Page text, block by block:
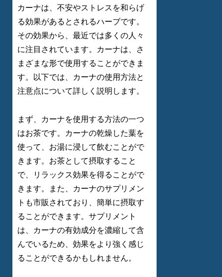
カーナは、不安やストレスを和らげ
る効果があるとされるハーブです。
その効果から、最近では多くの人々
に注目されています。カーナは、さ
まざまな形で使用することができま
す。以下では、カーナの使用方法と
注意点について詳しく説明します。
まず、カーナを使用する方法の一つ
はお茶です。カーナの乾燥した葉を
使って、お湯に浸して飲むことがで
きます。お茶として摂取すること
で、リラックス効果を得ることがで
きます。また、カーナのサプリメン
トも市販されており、簡単に摂取す
ることができます。サプリメント
は、カーナの有効成分を濃縮して含
んでいるため、効果をより強く感じ
ることができるかもしれません。